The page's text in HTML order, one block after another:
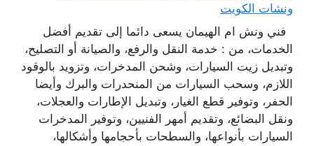
ونشات الكويت
فني ونش ام الهيمان يسعى دائما إلى تقديم أفضل
الخدمات، من : خدمة النقل والرفع، والصيانة أو التصليح،
وتبديل زيت السيارات، وشحن المدخرات، وتزويد بالوقود
اللازم، وسحب السيارات من المنحدرات والبرك وأيضا
الحفر، وتوفير قطع الغيار، وتبديل الإطارات والعجلات،
ونقل البضائع، وتقديم أمهر الفنيين، وتوفير المدخرات
السيارات بأنواعها، والسطحات بأحجامها وأشكالها،